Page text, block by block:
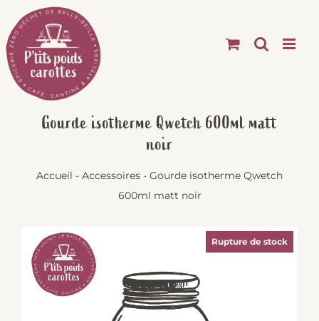
Passer
au
contenu
Gourde isotherme Qwetch 600ml matt
noir
Accueil - Accessoires - Gourde isotherme Qwetch
600ml matt noir
Rupture de stock